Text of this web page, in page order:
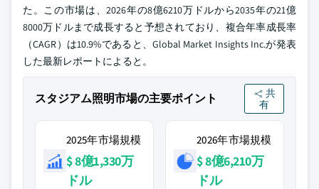
た。この市場は、2026年の8億6210万ドルから2035年の21億
8000万ドルまで成長すると予想されており、複合年率成長率
（CAGR）は10.9%であると、Global Market Insights Inc.が発表
した最新レポートによると。
スタジアム照明市場の主要ポイント
共
有
2025年市場規模
$ 8億1,330万
ドル
2026年市場規模
$ 8億6,210万
ドル